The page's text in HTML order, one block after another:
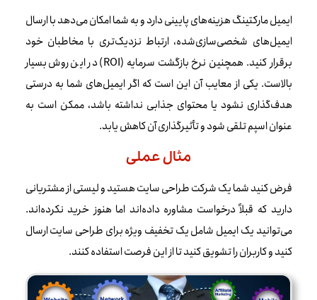
ایمیل مارکتینگ هزینه‌های پایینی دارد و به شما امکان می‌دهد با ارسال
ایمیل‌های شخصی‌سازی‌شده، ارتباط نزدیک‌تری با مخاطبان خود
برقرار کنید. همچنین نرخ بازگشت سرمایه (ROI) در این روش بسیار
بالاست. یکی از معایب آن این است که اگر ایمیل‌های شما به درستی
هدف‌گذاری نشود یا محتوای جذابی نداشته باشد، ممکن است به
عنوان اسپم تلقی شود و تأثیرگذاری آن کاهش یابد.
مثال عملی
فرض کنید شما یک شرکت طراحی سایت هستید و لیستی از مشتریانی
دارید که قبلاً درخواست مشاوره داده‌اند اما هنوز خرید نکرده‌اند.
می‌توانید یک ایمیل شامل یک تخفیف ویژه برای طراحی سایت ارسال
کنید و کاربران را تشویق کنید تا از این فرصت استفاده کنند.